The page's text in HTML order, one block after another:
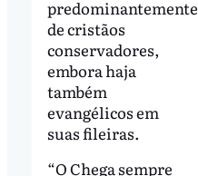
predominantemente
de cristãos
conservadores,
embora haja
também
evangélicos em
suas fileiras.
“O Chega sempre